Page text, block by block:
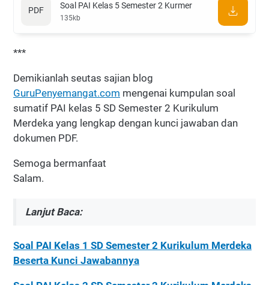
Soal PAI Kelas 5 Semester 2 Kurmer
135kb
***
Demikianlah seutas sajian blog
GuruPenyemangat.com mengenai kumpulan soal
sumatif PAI kelas 5 SD Semester 2 Kurikulum
Merdeka yang lengkap dengan kunci jawaban dan
dokumen PDF.
Semoga bermanfaat
Salam.
Lanjut Baca:
Soal PAI Kelas 1 SD Semester 2 Kurikulum Merdeka
Beserta Kunci Jawabannya